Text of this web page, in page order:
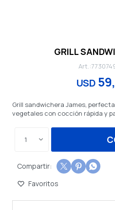
GRILL
USD
Grill sandwichera James,
vegetales con cocción rápida y
1
  